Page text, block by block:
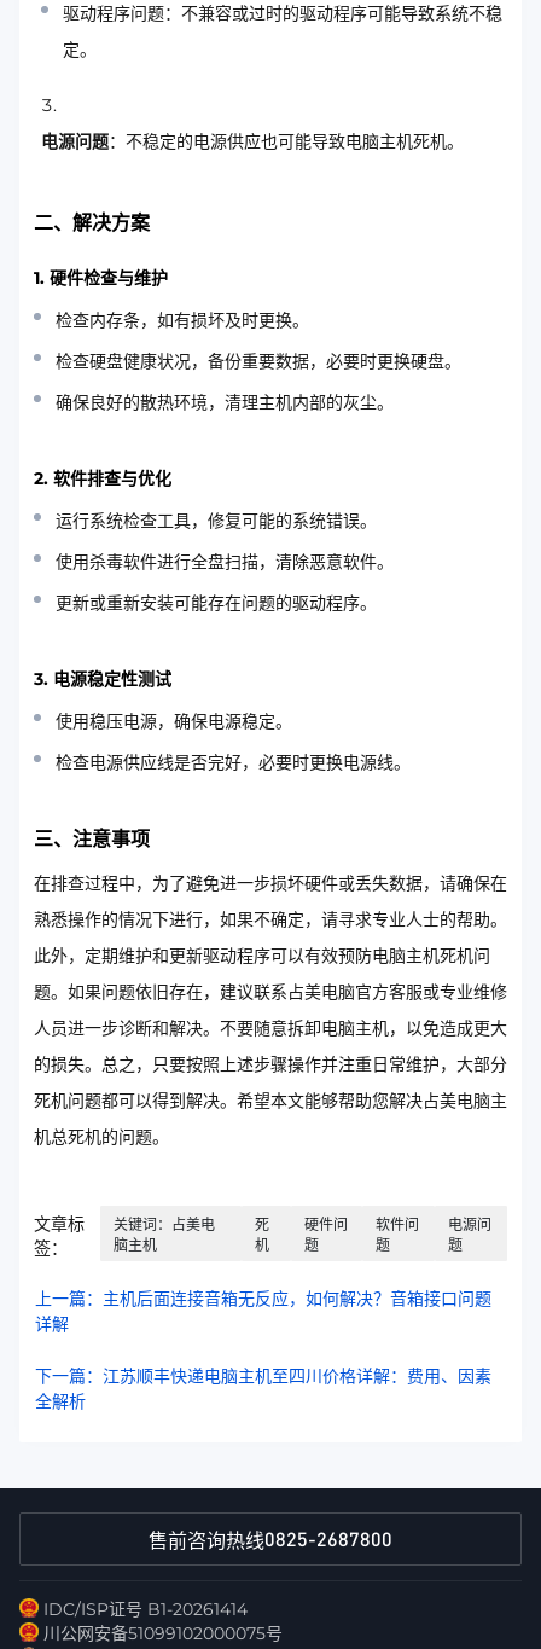
驱动程序问题：不兼容或过时的驱动程序可能导致系统不稳
定。
电源问题：不稳定的电源供应也可能导致电脑主机死机。
二、解决方案
1. 硬件检查与维护
检查内存条，如有损坏及时更换。
检查硬盘健康状况，备份重要数据，必要时更换硬盘。
确保良好的散热环境，清理主机内部的灰尘。
2. 软件排查与优化
运行系统检查工具，修复可能的系统错误。
使用杀毒软件进行全盘扫描，清除恶意软件。
更新或重新安装可能存在问题的驱动程序。
3. 电源稳定性测试
使用稳压电源，确保电源稳定。
检查电源供应线是否完好，必要时更换电源线。
三、注意事项
在排查过程中，为了避免进一步损坏硬件或丢失数据，请确保在
熟悉操作的情况下进行，如果不确定，请寻求专业人士的帮助。
此外，定期维护和更新驱动程序可以有效预防电脑主机死机问
题。如果问题依旧存在，建议联系占美电脑官方客服或专业维修
人员进一步诊断和解决。不要随意拆卸电脑主机，以免造成更大
的损失。总之，只要按照上述步骤操作并注重日常维护，大部分
死机问题都可以得到解决。希望本文能够帮助您解决占美电脑主
机总死机的问题。
文章标
签：
关键词：占美电
脑主机
死
机
硬件问
题
软件问
题
电源问
题
上一篇：主机后面连接音箱无反应，如何解决？音箱接口问题
详解
下一篇：江苏顺丰快递电脑主机至四川价格详解：费用、因素
全解析
售前咨询热线0825-2687800
IDC/ISP证号 B1-20261414
川公网安备51099102000075号